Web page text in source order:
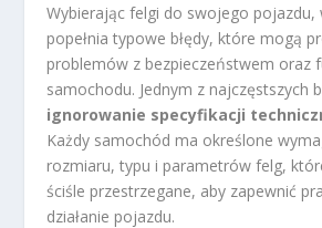
Wybierając felgi do swojego pojazdu,
popełnia typowe błędy, które mogą
problemów z bezpieczeństwem oraz
samochodu. Jednym z najczęstszych
ignorowanie specyfikacji
Każdy samochód ma określone
rozmiaru, typu i parametrów felg,
ściśle przestrzegane, aby zapewnić
działanie pojazdu.